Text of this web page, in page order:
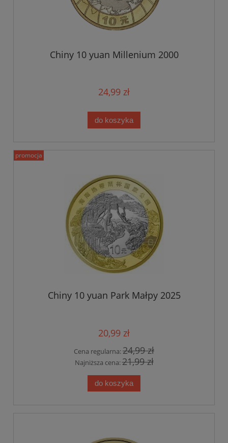
Chiny 10 yuan Millenium 2000
24,99 zł
do koszyka
Chiny 10 yuan Park Małpy 2025
20,99 zł
Cena regularna:24,99 zł
Najniższa cena:21,99 zł
do koszyka
promocja